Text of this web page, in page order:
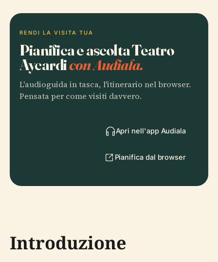
RENDI LA VISITA TUA
Pianifica e ascolta Teatro
Aycardicon Audiala.
L'audioguida in tasca, l'itinerario nel browser.
Pensata per come visiti davvero.
Apri nell'app Audiala
Pianifica dal browser
Introduzione